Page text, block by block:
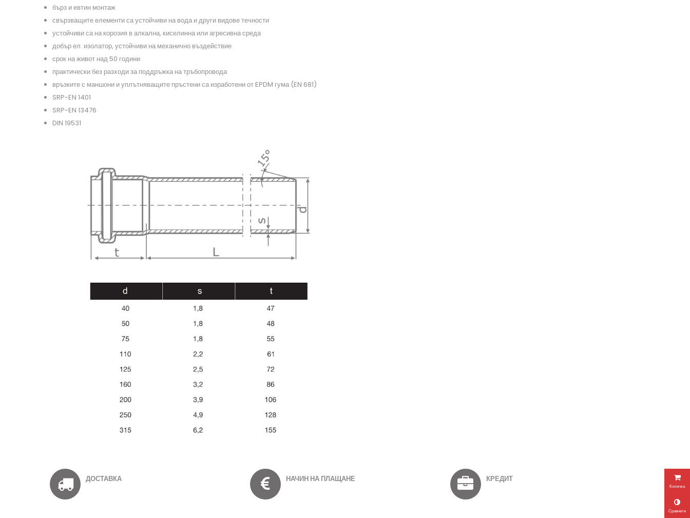
бърз и евтин монтаж
свързващите елементи са устойчиви на вода и други видове течности
устойчиви са на корозия в алкална, киселинна или агресивна среда
добър ел. изолатор, устойчиви на механично въздействие
срок на живот над 50 години
практически без разходи за поддръжка на тръбопровода
връзките с маншони и уплътняващите пръстени са изработени от EPDM гума (EN 681)
SRP-EN 1401
SRP-EN 13476
DIN 19531
ДОСТАВКА НАЧИН НА ПЛАЩАНЕ КРЕДИТ
Количка
Сравнете